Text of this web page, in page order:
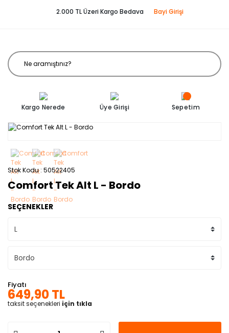
2.000 TL Üzeri Kargo Bedava Bayi Girişi
Kargo Nerede Üye Girişi Sepetim
Stok Kodu 50522405
Comfort Tek Alt L - Bordo
SEÇENEKLER
Fiyatı
649,90 TL
taksit seçenekleri için tıkla